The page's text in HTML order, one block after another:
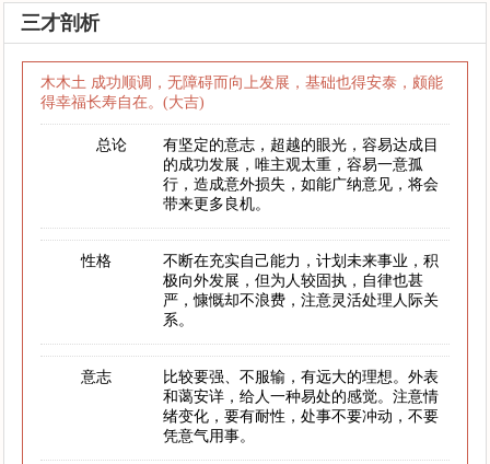
三才剖析
木木土 成功顺调，无障碍而向上发展，基础也得安泰，颇能
得幸福长寿自在。(大吉)
总论
有坚定的意志，超越的眼光，容易达成目
的成功发展，唯主观太重，容易一意孤
行，造成意外损失，如能广纳意见，将会
带来更多良机。
性格
不断在充实自己能力，计划未来事业，积
极向外发展，但为人较固执，自律也甚
严，慷慨却不浪费，注意灵活处理人际关
系。
意志
比较要强、不服输，有远大的理想。外表
和蔼安详，给人一种易处的感觉。注意情
绪变化，要有耐性，处事不要冲动，不要
凭意气用事。